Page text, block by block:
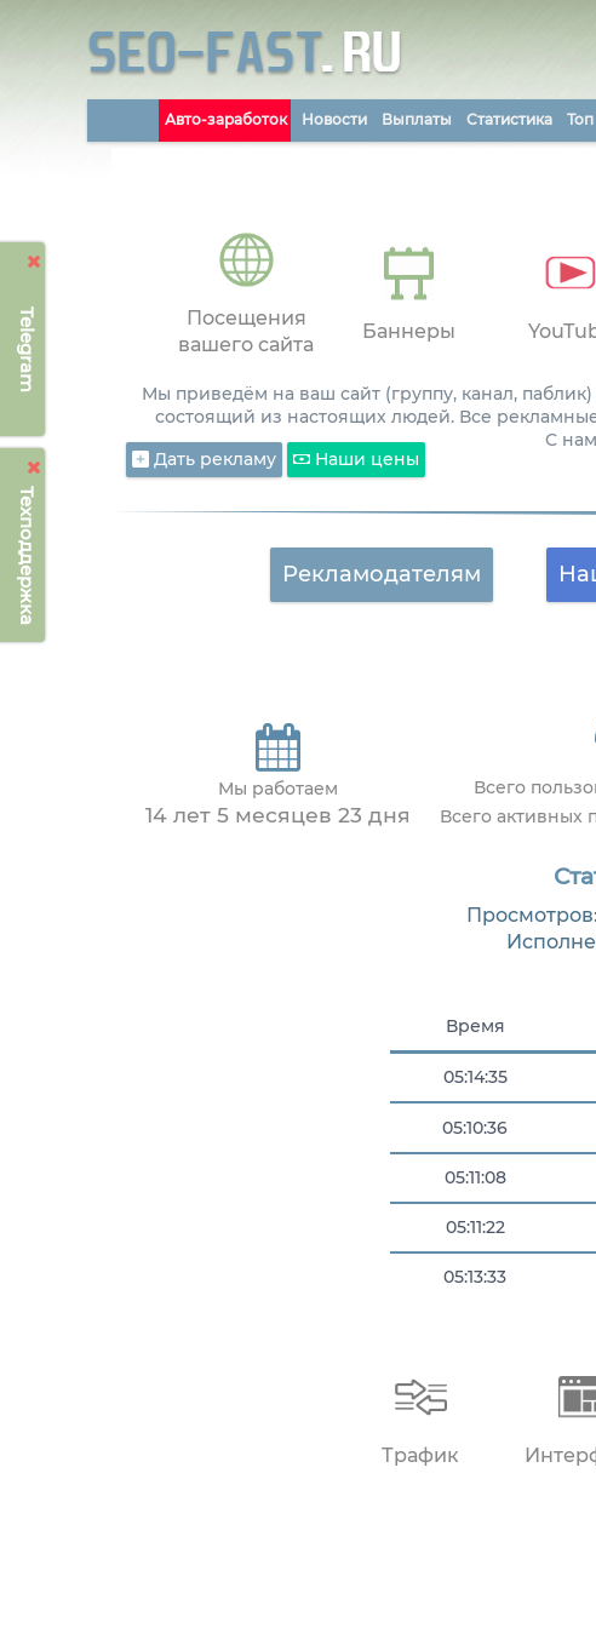
Telegram
Техподдержка
Авто-заработок Новости Выплаты Статистика Топ
Посещения
вашего сайта
Баннеры
Мы приведём на ваш сайт (группу, канал,
состоящий из настоящих людей. Все
С
Дать рекламу
Наши цены
Рекламодателям
Мы работаем
14 лет 5 месяцев 23 дня
Всего
Всего активных
Просмотров:
Время
05:14:35
05:10:36
05:11:08
05:11:22
05:13:33
Трафик